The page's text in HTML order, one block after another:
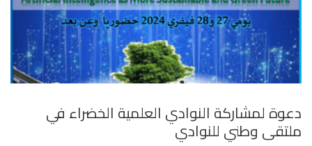
دعوة لمشاركة النوادي العلمية الخضراء في
ملتقى وطني للنوادي‎